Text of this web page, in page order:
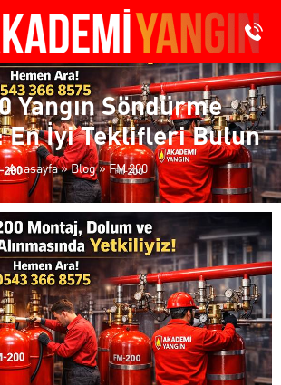
Yangın Söndürme
En İyi Teklifleri Bulun
Anasayfa»Blog»FM 200